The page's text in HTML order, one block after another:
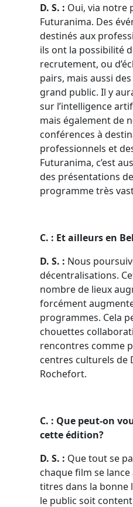
D. S. : Oui, via notre
Futuranima. Des
destinés aux
ils ont la possibilité
recrutement, ou
pairs, mais aussi
grand public. Il y
sur l’intelligence
mais également de
conférences à
professionnels et
Futuranima, c’est
des présentations
programme très
C. : Et ailleurs en
D. S. : Nous
décentralisations.
nombre de lieux
forcément
programmes. Cela
chouettes
rencontres comme
centres culturels de
Rochefort.
C. : Que peut-on
cette édition?
D. S. : Que tout se
chaque film se
titres dans la bonne
le public soit